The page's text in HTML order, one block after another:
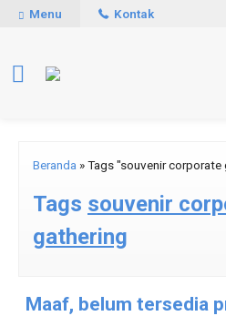
Menu Kontak
Beranda »Tags "souvenir corporate
Tags souvenir
gathering
Maaf, belum tersedia